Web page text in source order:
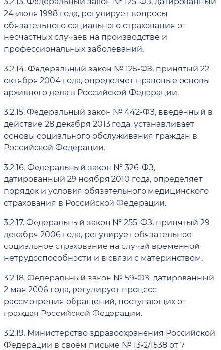
24 июля 1998 года, регулирует вопросы
обязательного социального страхования от
несчастных случаев на производстве и
профессиональных заболеваний.
3.2.14.Федеральный закон № 125-ФЗ, принятый 22
октября 2004 года, определяет правовые основы
архивного дела в Российской Федерации.
3.2.15.Федеральный закон № 442-ФЗ, введённый в
действие 28 декабря 2013 года, устанавливает
основы социального обслуживания граждан в
Российской Федерации.
3.2.16.Федеральный закон № 326-ФЗ,
датированный 29 ноября 2010 года, определяет
порядок и условия обязательного медицинского
страхования в Российской Федерации.
3.2.17.Федеральный закон № 255-ФЗ, принятый 29
декабря 2006 года, регулирует обязательное
социальное страхование на случай временной
нетрудоспособности и в связи с материнством.
3.2.18.Федеральный закон № 59-ФЗ, датированный
2 мая 2006 года, регулирует процесс
рассмотрения обращений, поступающих от
граждан Российской Федерации.
3.2.19. Министерство здравоохранения Российской
Федерации в своём письме № 13-2/1538 от 7